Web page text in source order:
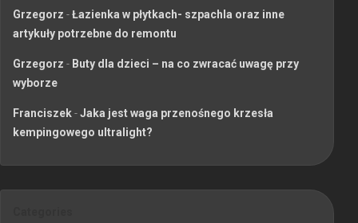
Grzegorz -Łazienka w płytkach- szpachla oraz inne
artykuły potrzebne do remontu
Grzegorz - Buty dla dzieci – na co zwracać uwagę przy
wyborze
Franciszek-Jaka jest waga przenośnego krzesła
kempingowego ultralight?